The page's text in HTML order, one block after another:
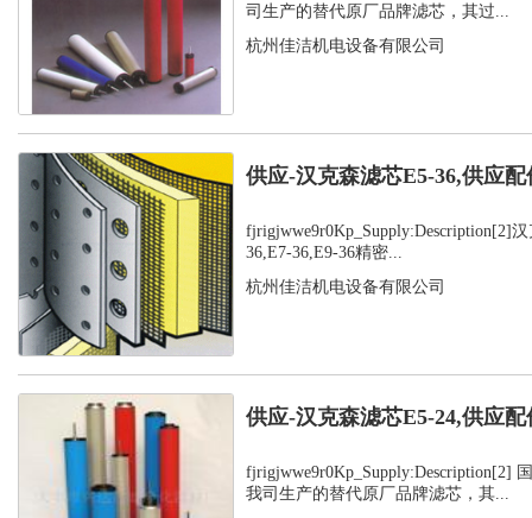
司生产的替代原厂品牌滤芯，其过...
杭州佳洁机电设备有限公司
供应-汉克森滤芯E5-36,供应配
fjrigjwwe9r0Kp_Supply:Description[2]
36,E7-36,E9-36精密...
杭州佳洁机电设备有限公司
供应-汉克森滤芯E5-24,供应配
fjrigjwwe9r0Kp_Supply:Description[2]
我司生产的替代原厂品牌滤芯，其...